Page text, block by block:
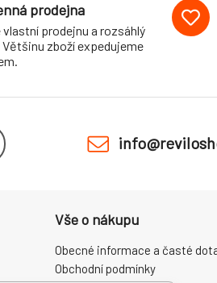
prodejna
vlastní prodejnu a rozsáhlý
Většinu zboží expedujeme
Vše o nákupu
Obecné informace a časté
Obchodní podmínky